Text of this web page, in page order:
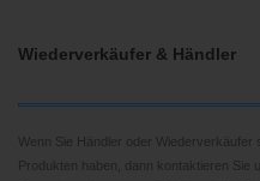
Wiederverkäufer & Händler
Wenn Sie Händler oder Wiederverkäufer
Produkten haben, dann kontaktieren Sie